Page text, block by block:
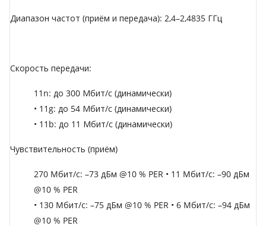
Диапазон частот (приём и передача): 2,4–2,4835 ГГц
Скорость передачи:
11n: до 300 Мбит/с (динамически)
• 11g: до 54 Мбит/с (динамически)
• 11b: до 11 Мбит/с (динамически)
Чувствительность (приём)
270 Mбит/с: –73 дБм @10 % PER • 11 Mбит/с: –90 дБм
@10 % PER
• 130 Mбит/с: –75 дБм @10 % PER • 6 Mбит/с: –94 дБм
@10 % PER